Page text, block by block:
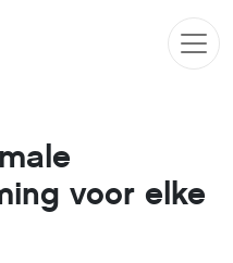
voor elke